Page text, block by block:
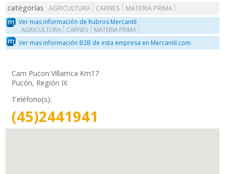
categorías AGRICULTURA CARNES
MATERIA PRIMA
Ver mas información de Rubros Mercantil
AGRICULTURA CARNES MATERIA PRIMA
Ver mas información B2B de esta empresa en Mercantil.com
Cam Pucon Villarrica Km17
Pucón, Región IX
Teléfono(s):
(45)2441941